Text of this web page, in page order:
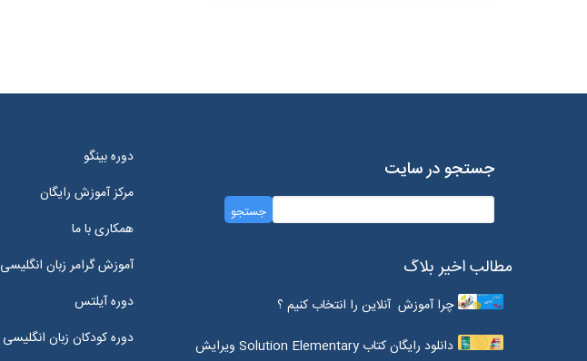
دوره بینگو
مرکز آموزش رایگان
همکاری با ما
آموزش گرامر زبان انگلیسی
دوره آیلتس
دوره کودکان زبان انگلیسی
جستجو در سایت
مطالب اخیر بلاگ
چرا آموزش آنلاین را انتخاب کنیم ؟
دانلود رایگان کتاب Solution Elementary ویرایش